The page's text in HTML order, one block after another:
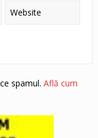
spamul. Află cum